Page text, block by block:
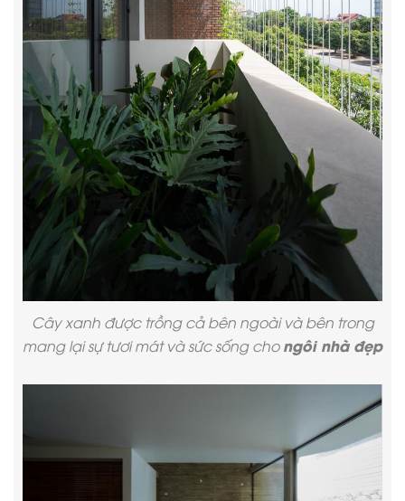
Cây xanh được trồng cả bên ngoài và bên trong
mang lại sự tươi mát và sức sống chongôi nhà đẹp